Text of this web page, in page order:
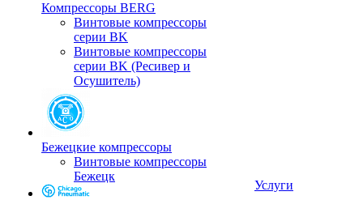
Компрессоры BERG
Винтовые компрессоры
серии BK
Винтовые компрессоры
серии BK (Ресивер и
Осушитель)
Бежецкие компрессоры
Винтовые компрессоры
Бежецк
Услуги